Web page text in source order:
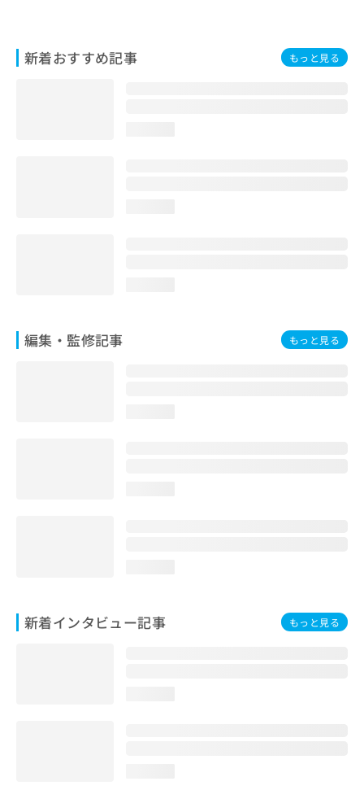
新着おすすめ記事 もっと見る
編集・監修記事 もっと見る
新着インタビュー記事 もっと見る
合